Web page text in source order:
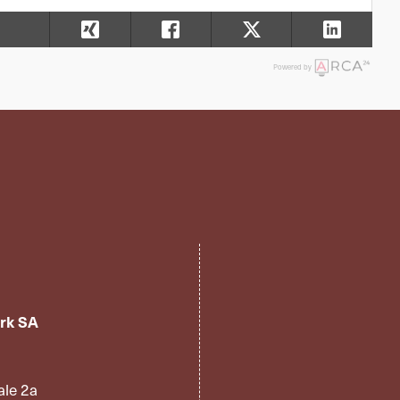
Powered by
SA
2a